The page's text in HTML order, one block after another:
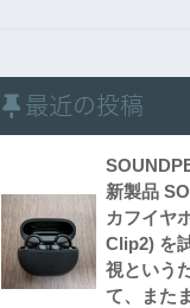
最近の投稿
新製品
カフイヤ
Clip2) を
視という
て、また